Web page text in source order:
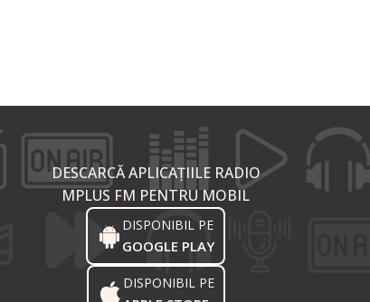
DESCARCĂ APLICAȚIILE RADIO
MPLUS FM PENTRU MOBIL
DISPONIBIL PE
GOOGLE PLAY
DISPONIBIL PE